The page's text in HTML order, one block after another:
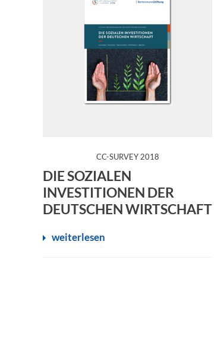
CC-SURVEY 2018:
DIE SOZIALEN
INVESTITIONEN DER
DEUTSCHEN WIRTSCHAFT
Der CC-Survey zu Corporate
weiterlesen